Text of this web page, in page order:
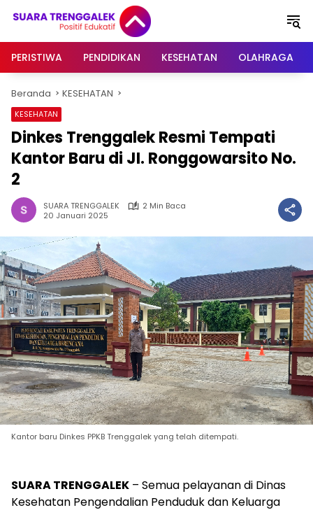
PERISTIWA
PENDIDIKAN KESEHATAN OLAHRAGA
Beranda KESEHATAN
KESEHATAN
Dinkes Trenggalek Resmi Tempati
Kantor Baru di JI. Ronggowarsito No.
2
SUARA TRENGGALEK
2 Min Baca
20 Januari 2025
Kantor baru Dinkes PPKB Trenggalek yang telah ditempati.
SUARA TRENGGALEK – Semua pelayanan di Dinas
Kesehatan Pengendalian Penduduk dan Keluarga